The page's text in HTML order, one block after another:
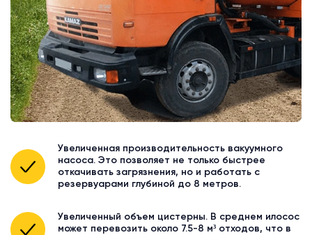
Увеличенная производительность вакуумного
насоса. Это позволяет не только быстрее
откачивать загрязнения, но и работать с
резервуарами глубиной до 8 метров.
Увеличенный объем цистерны. В среднем илосос
может перевозить около 7.5-8 м³ отходов, что в